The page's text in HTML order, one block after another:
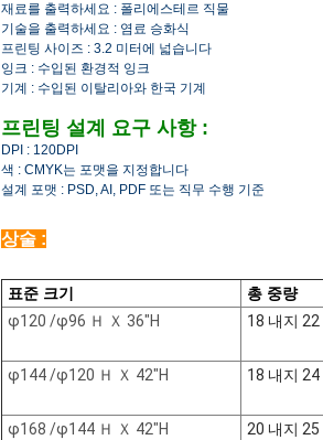
재료를 출력하세요 : 폴리에스테르 직물
기술을 출력하세요 : 염료 승화식
프린팅 사이즈 : 3.2 미터에 넓습니다
잉크 : 수입된 환경적 잉크
기계 : 수입된 이탈리아와 한국 기계
프린팅 설계 요구 사항 :
DPI : 120DPI
색 : CMYK는 포맷을 지정합니다
설계 포맷 : PSD, AI, PDF 또는 직무 수행 기준
상술 :
표준 크기 총 중량
φ120 /φ96 Ｈ Ｘ 36"H
18 내지
φ144 /φ120 Ｈ Ｘ 42"H
18 내지
φ168 /φ144 Ｈ Ｘ 42"H
20 내지 25